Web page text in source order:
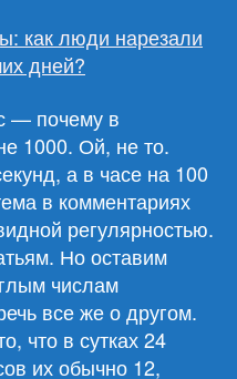
как люди нарезали
дней?
— почему в
1000. Ой, не то.
а в часе на 100
в комментариях
регулярностью.
Но оставим
числам
все же о другом.
что в сутках 24
их обычно 12,